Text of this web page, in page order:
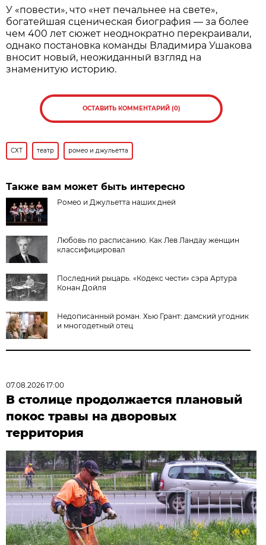
У «повести», что «нет печальнее на свете»,
богатейшая сценическая биография — за более
чем 400 лет сюжет неоднократно перекраивали,
однако постановка команды Владимира Ушакова
вносит новый, неожиданный взгляд на
знаменитую историю.
ОСТАВИТЬ КОММЕНТАРИЙ (0)
СХТ театр ромео и джульетта
Также вам может быть интересно
Ромео и Джульетта наших дней
Любовь по расписанию. Как Лев Ландау женщин
классифицировал
Последний рыцарь.​ «Кодекс чести» сэра Артура
Конан Дойля
Недописанный роман. Хью Грант: дамский угодник
и многодетный отец
07.08.2026 17:00
В столице продолжается плановый
покос травы на дворовых
территория